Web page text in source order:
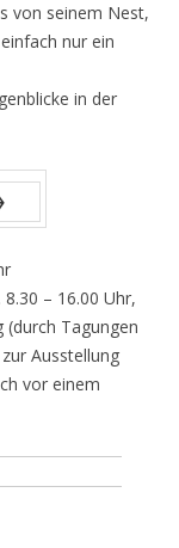
von seinem Nest,
nur ein
in der
– 16.00 Uhr,
(durch Tagungen
Ausstellung
vor einem